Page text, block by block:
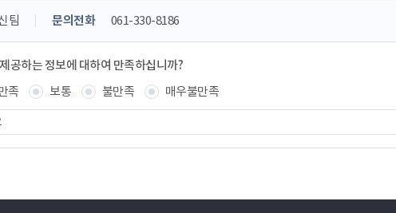
팀 문의전화 061-330-8186
공하는 정보에 대하여 만족하십니까?
족 보통 불만족
매우불만족